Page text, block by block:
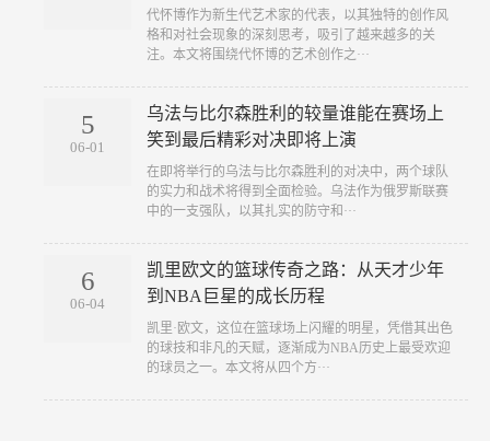
代怀博作为新生代艺术家的代表，以其独特的创作风
格和对社会现象的深刻思考，吸引了越来越多的关
注。本文将围绕代怀博的艺术创作之···
5
06-01
乌法与比尔森胜利的较量谁能在赛场上
笑到最后精彩对决即将上演
在即将举行的乌法与比尔森胜利的对决中，两个球队
的实力和战术将得到全面检验。乌法作为俄罗斯联赛
中的一支强队，以其扎实的防守和···
6
06-04
凯里欧文的篮球传奇之路：从天才少年
到NBA巨星的成长历程
凯里·欧文，这位在篮球场上闪耀的明星，凭借其出色
的球技和非凡的天赋，逐渐成为NBA历史上最受欢迎
的球员之一。本文将从四个方···